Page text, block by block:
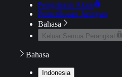
Pengaturan Akun
Pemeriksaan Jaringan
Bahasa
Keluar Semua Perangkat
Bahasa
Indonesia